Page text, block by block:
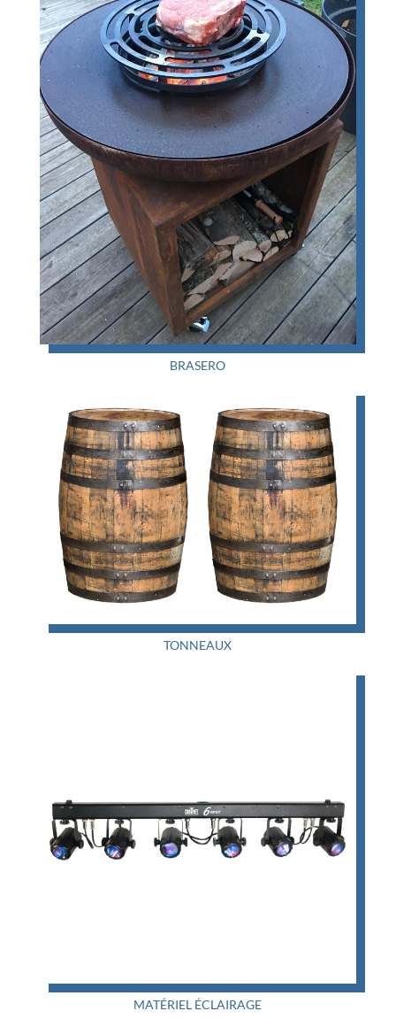
BRASERO
TONNEAUX
MATÉRIEL ÉCLAIRAGE